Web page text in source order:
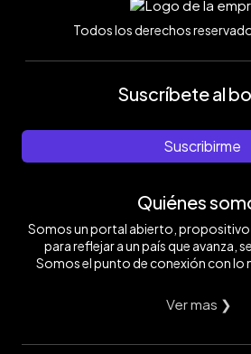
Todos los derechos
Suscríbete al
Suscribirme
Quiénes
Somos un portal abierto,
para reflejar a un país que avanza,
Somos el punto de conexión con lo
Ver mas ❯